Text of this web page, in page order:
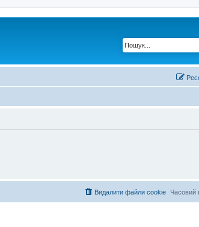
Часовий
Видалити файли cookie